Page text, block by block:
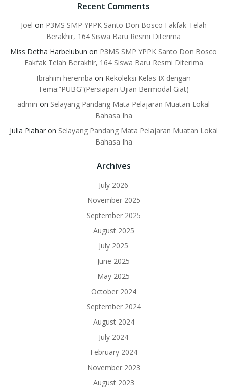
Recent Comments
Joel on P3MS SMP YPPK Santo Don Bosco Fakfak Telah
Berakhir, 164 Siswa Baru Resmi Diterima
Miss Detha Harbelubun on P3MS SMP YPPK Santo Don Bosco
Fakfak Telah Berakhir, 164 Siswa Baru Resmi Diterima
Ibrahim heremba on Rekoleksi Kelas IX dengan
Tema:”PUBG”(Persiapan Ujian Bermodal Giat)
admin on Selayang Pandang Mata Pelajaran Muatan Lokal
Bahasa Iha
Julia Piaharon Selayang Pandang Mata Pelajaran Muatan Lokal
Bahasa Iha
Archives
July 2026
November 2025
September 2025
August 2025
July 2025
June 2025
May 2025
October 2024
September 2024
August 2024
July 2024
February 2024
November 2023
August 2023